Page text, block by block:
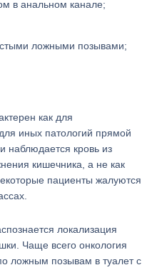
в анальном канале;
ложными позывами;
как для
иных патологий прямой
наблюдается кровь из
кишечника, а не как
пациенты жалуются
локализация
Чаще всего онкология
ложным позывам в туалет с